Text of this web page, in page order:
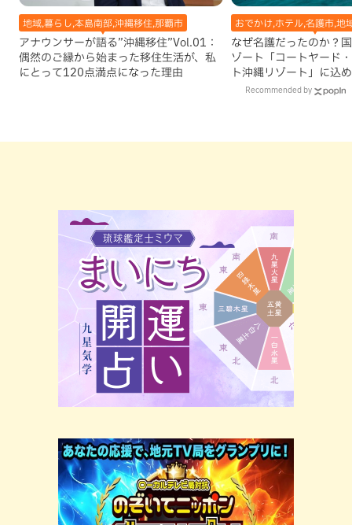
地域,暮らし,本島南部,沖縄移住,那覇市
アナウンサーが語る”沖縄移住”Vol.01：
偶然のご縁から始まった移住生活が、私
にとって120点満点になった理由
おでかけ,ホテル,名護市,地
なぜ名護だったのか？
ゾート「コートヤード
ト沖縄リゾート」に込
Recommended by